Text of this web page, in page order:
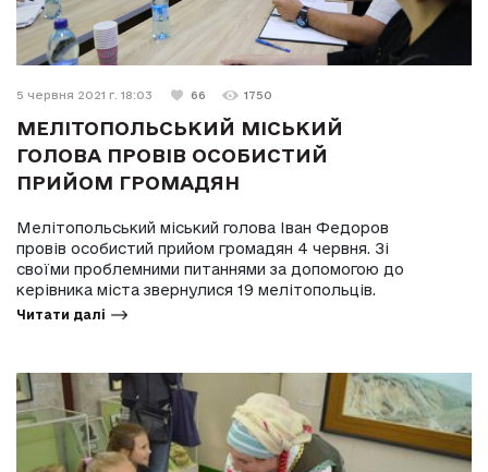
5 червня 2021 г. 18:03 66 1750
МЕЛІТОПОЛЬСЬКИЙ МІСЬКИЙ
ГОЛОВА ПРОВІВ ОСОБИСТИЙ
ПРИЙОМ ГРОМАДЯН
Мелітопольський міський голова Іван Федоров
провів особистий прийом громадян 4 червня. Зі
своїми проблемними питаннями за допомогою до
керівника міста звернулися 19 мелітопольців.
Читати далі